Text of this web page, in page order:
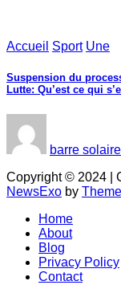
Accueil Sport Une
‎Suspension du
Lutte: Qu’est ce qui
barre solaire
Copyright © 2024 |
NewsExo by
Home
About
Blog
Privacy Policy
Contact